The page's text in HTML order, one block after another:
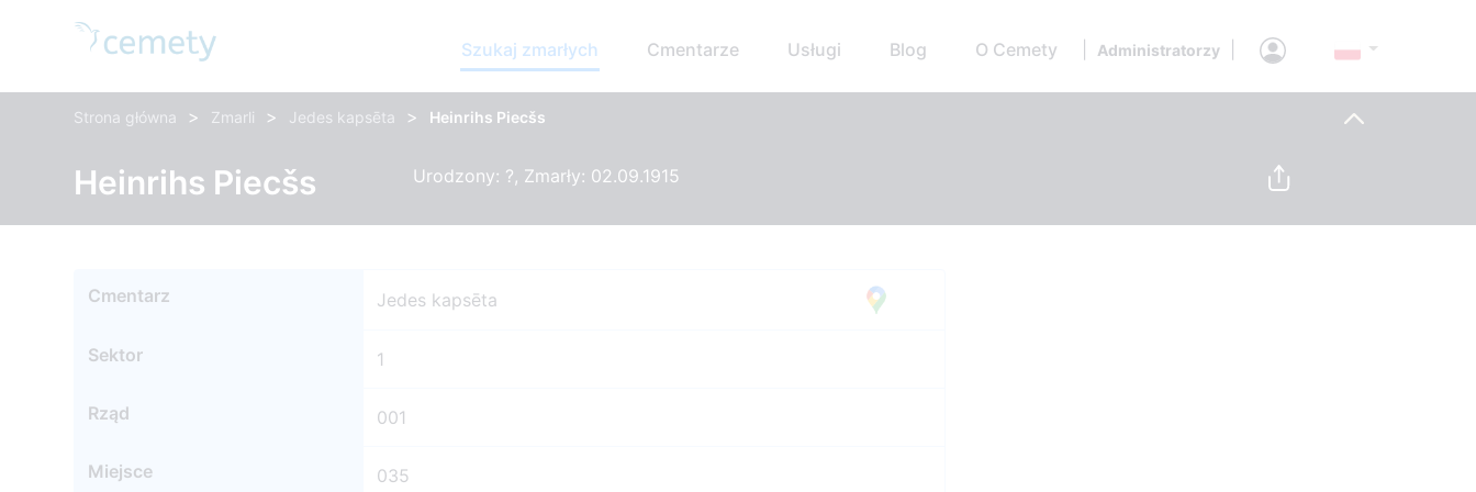
Szukaj zmarłych Cmentarze Usługi Blog O Cemety Administratorzy
Strona główna > Zmarli > Jedes kapsēta > Heinrihs Piecšs
Heinrihs Piecšs Urodzony: ?, Zmarły: 02.09.1915
Cmentarz Jedes kapsēta
Sektor 1
Rząd 001
Miejsce 035